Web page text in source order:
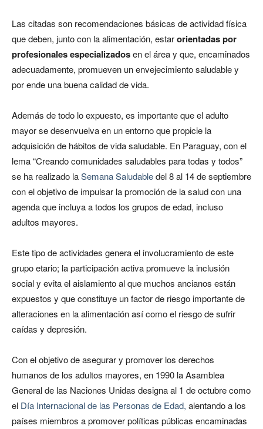
Las citadas son recomendaciones básicas de actividad física
que deben, junto con la alimentación, estarorientadas por
profesionales especializadosen el área y que, encaminados
adecuadamente, promueven un envejecimiento saludable y
por ende una buena calidad de vida.
Además de todo lo expuesto, es importante que el adulto
mayor se desenvuelva en un entorno que propicie la
adquisición de hábitos de vida saludable. En Paraguay, con el
lema “Creando comunidades saludables para todas y todos”
se ha realizado laSemana Saludabledel 8 al 14 de septiembre
con el objetivo de impulsar la promoción de la salud con una
agenda que incluya a todos los grupos de edad, incluso
adultos mayores.
Este tipo de actividades genera el involucramiento de este
grupo etario; la participación activa promueve la inclusión
social y evita el aislamiento al que muchos ancianos están
expuestos y que constituye un factor de riesgo importante de
alteraciones en la alimentación así como el riesgo de sufrir
caídas y depresión.
Con el objetivo de asegurar y promover los derechos
humanos de los adultos mayores, en 1990 la Asamblea
General de las Naciones Unidas designa al 1 de octubre como
el Día Internacional de las Personas de Edad, alentando a los
países miembros a promover políticas públicas encaminadas